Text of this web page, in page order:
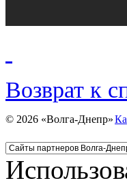
Возврат к
© 2026 «Волга-Днепр»